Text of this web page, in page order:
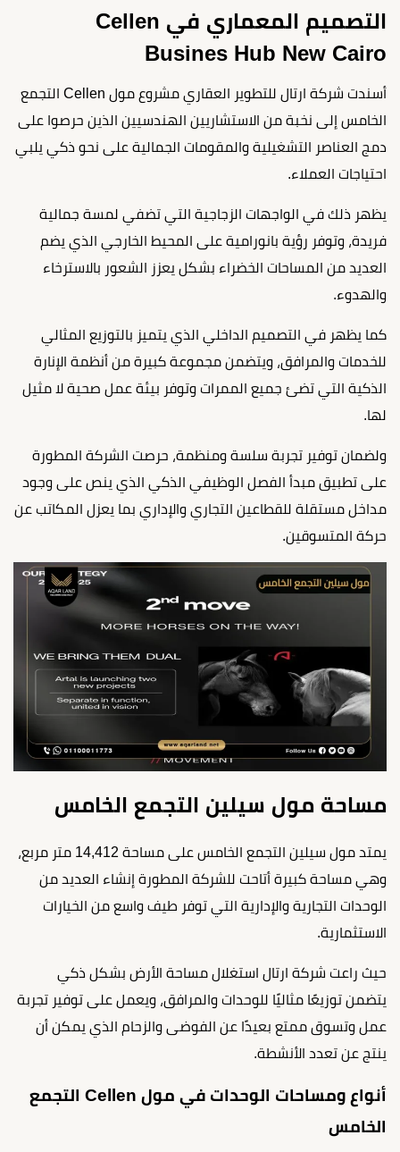
التصميم المعماري في Cellen
Busines Hub New Cairo
أسندت شركة ارتال للتطوير العقاري مشروع مول Cellen التجمع
الخامس إلى نخبة من الاستشاريين الهندسيين الذين حرصوا على
دمج العناصر التشغيلية والمقومات الجمالية على نحو ذكي يلبي
احتياجات العملاء.
يظهر ذلك في الواجهات الزجاجية التي تضفي لمسة جمالية
فريدة، وتوفر رؤية بانورامية على المحيط الخارجي الذي يضم
العديد من المساحات الخضراء بشكل يعزز الشعور بالاسترخاء
والهدوء.
كما يظهر في التصميم الداخلي الذي يتميز بالتوزيع المثالي
للخدمات والمرافق، ويتضمن مجموعة كبيرة من أنظمة الإنارة
الذكية التي تضئ جميع الممرات وتوفر بيئة عمل صحية لا مثيل
لها.
ولضمان توفير تجربة سلسة ومنظمة، حرصت الشركة المطورة
على تطبيق مبدأ الفصل الوظيفي الذكي الذي ينص على وجود
مداخل مستقلة للقطاعين التجاري والإداري بما يعزل المكاتب عن
حركة المتسوقين.
مساحة مول سيلين التجمع الخامس
يمتد مول سيلين التجمع الخامس على مساحة 14,412 متر مربع،
وهي مساحة كبيرة أتاحت للشركة المطورة إنشاء العديد من
الوحدات التجارية والإدارية التي توفر طيف واسع من الخيارات
الاستثمارية.
حيث راعت شركة ارتال استغلال مساحة الأرض بشكل ذكي
يتضمن توزيعًا مثاليًا للوحدات والمرافق، ويعمل على توفير تجربة
عمل وتسوق ممتع بعيدًا عن الفوضى والزحام الذي يمكن أن
ينتج عن تعدد الأنشطة.
أنواع ومساحات الوحدات في مول Cellen التجمع
الخامس